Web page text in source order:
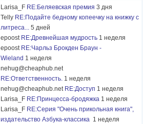
Larisa_F RE:Беляевская премия 3 дня
Telly RE:Подайте бедному копеечку на книжку с
литреса... 5 дней
epoost RE:Древнейшая мудрость 1 неделя
epoost RE:Чарльз Брокден Браун -
Wieland 1 неделя
nehug@cheaphub.net
RE:Ответственность. 1 неделя
nehug@cheaphub.net RE:Доступ 1 неделя
Larisa_F RE:Принцесса-бродяжка 1 неделя
Larisa_F RE:Серия "Очень прикольная книга",
издательство Азбука-классика 1 неделя